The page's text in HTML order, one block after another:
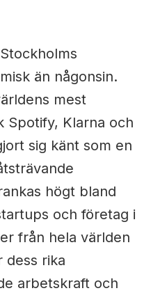
än någonsin.
mest
Spotify, Klarna och
sig känt som en
högt bland
och företag i
från hela världen
dess rika
arbetskraft och